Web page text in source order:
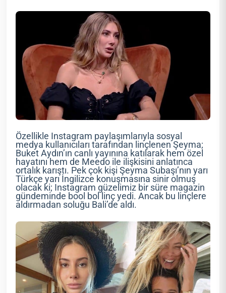
Özellikle Instagram paylaşımlarıyla sosyal
medya kullanıcıları tarafından linçlenen Şeyma;
Buket Aydın’ın canlı yayınına katılarak hem özel
hayatını hem de Meedo ile ilişkisini anlatınca
ortalık karıştı. Pek çok kişi Şeyma Subaşı’nın yarı
Türkçe yarı İngilizce konuşmasına sinir olmuş
olacak ki; Instagram güzelimiz bir süre magazin
gündeminde bool bol linç yedi. Ancak bu linçlere
aldırmadan soluğu Bali’de aldı.